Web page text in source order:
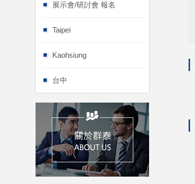
展示會/研討會 報名
Taipei
Kaohsiung
台中